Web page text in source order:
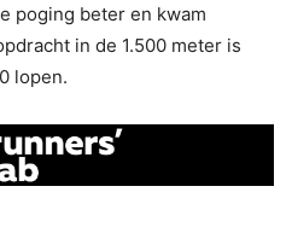
poging beter en kwam
in de 1.500 meter is
lopen.